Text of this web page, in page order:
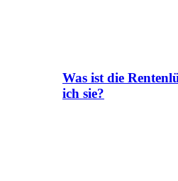
Was ist die
ich sie?